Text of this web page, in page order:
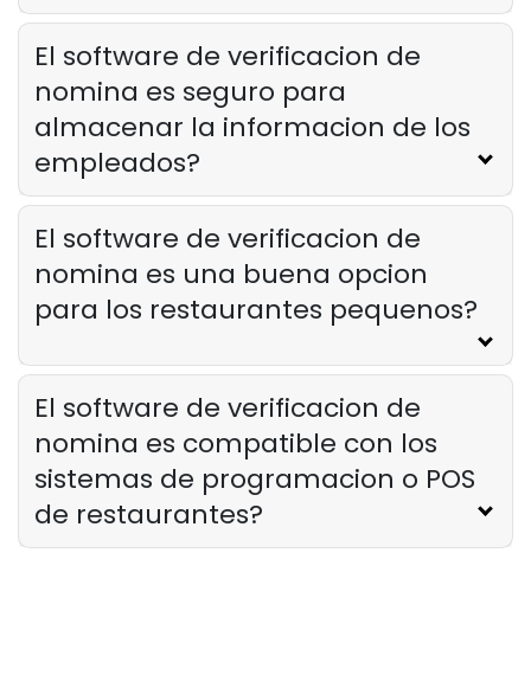
El software de verificacion de
nomina es seguro para
almacenar la informacion de los
empleados?
El software de verificacion de
nomina es una buena opcion
para los restaurantes pequenos?
El software de verificacion de
nomina es compatible con los
sistemas de programacion o POS
de restaurantes?